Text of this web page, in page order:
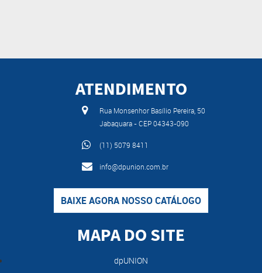
ATENDIMENTO
Rua Monsenhor Basílio Pereira, 50
Jabaquara - CEP 04343-090
(11) 5079 8411
info@dpunion.com.br
BAIXE AGORA NOSSO CATÁLOGO
MAPA DO SITE
dpUNION